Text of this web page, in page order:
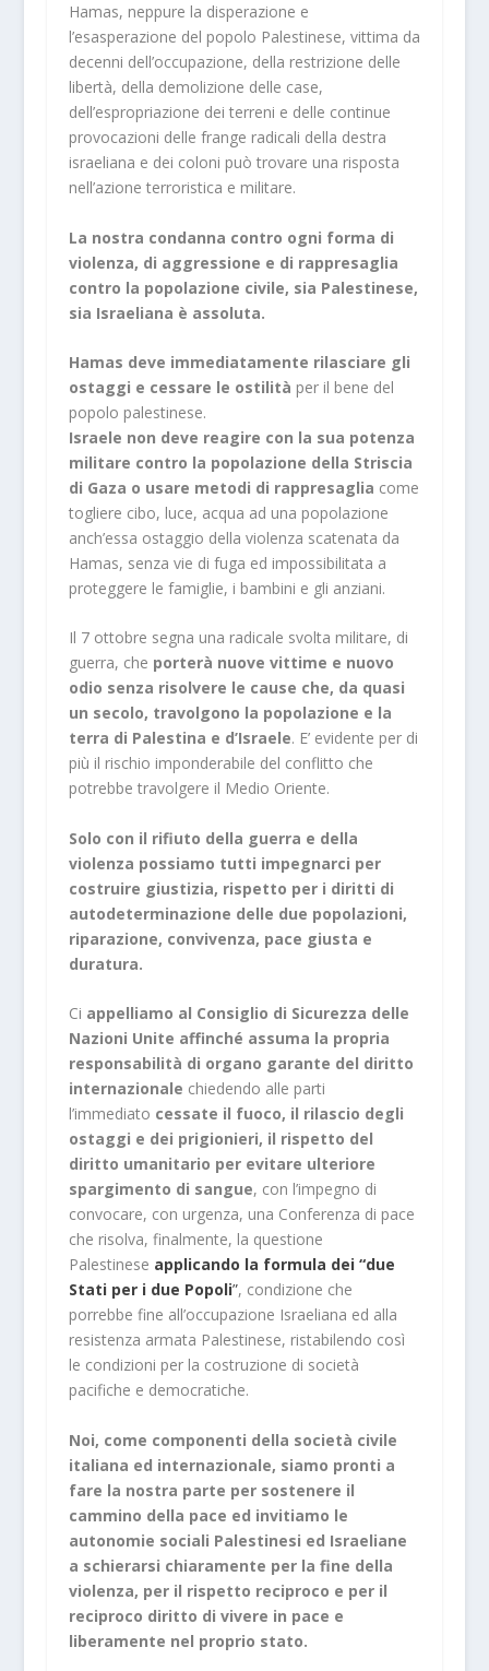
Hamas, neppure la disperazione e
l’esasperazione del popolo Palestinese, vittima da
decenni dell’occupazione, della restrizione delle
libertà, della demolizione delle case,
dell’espropriazione dei terreni e delle continue
provocazioni delle frange radicali della destra
israeliana e dei coloni può trovare una risposta
nell’azione terroristica e militare.
La nostra condanna contro ogni forma di
violenza, di aggressione e di rappresaglia
contro la popolazione civile, sia Palestinese,
sia Israeliana è assoluta.
Hamas deve immediatamente rilasciare gli
ostaggi e cessare le ostilità per il bene del
popolo palestinese.
Israele non deve reagire con la sua potenza
militare contro la popolazione della Striscia
di Gaza o usare metodi di rappresaglia come
togliere cibo, luce, acqua ad una popolazione
anch’essa ostaggio della violenza scatenata da
Hamas, senza vie di fuga ed impossibilitata a
proteggere le famiglie, i bambini e gli anziani.
Il 7 ottobre segna una radicale svolta militare, di
guerra, che porterà nuove vittime e nuovo
odio senza risolvere le cause che, da quasi
un secolo, travolgono la popolazione e la
terra di Palestina e d’Israele. E’ evidente per di
più il rischio imponderabile del conflitto che
potrebbe travolgere il Medio Oriente.
Solo con il rifiuto della guerra e della
violenza possiamo tutti impegnarci per
costruire giustizia, rispetto per i diritti di
autodeterminazione delle due popolazioni,
riparazione, convivenza, pace giusta e
duratura.
Ci appelliamo al Consiglio di Sicurezza delle
Nazioni Unite affinché assuma la propria
responsabilità di organo garante del diritto
internazionale chiedendo alle parti
l’immediato cessate il fuoco, il rilascio degli
ostaggi e dei prigionieri, il rispetto del
diritto umanitario per evitare ulteriore
spargimento di sangue, con l’impegno di
convocare, con urgenza, una Conferenza di pace
che risolva, finalmente, la questione
Palestinese applicando la formula dei “due
Stati per i due Popoli”, condizione che
porrebbe fine all’occupazione Israeliana ed alla
resistenza armata Palestinese, ristabilendo così
le condizioni per la costruzione di società
pacifiche e democratiche.
Noi, come componenti della società civile
italiana ed internazionale, siamo pronti a
fare la nostra parte per sostenere il
cammino della pace ed invitiamo le
autonomie sociali Palestinesi ed Israeliane
a schierarsi chiaramente per la fine della
violenza, per il rispetto reciproco e per il
reciproco diritto di vivere in pace e
liberamente nel proprio stato.